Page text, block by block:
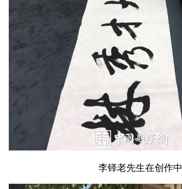
李铎老先生在创作中